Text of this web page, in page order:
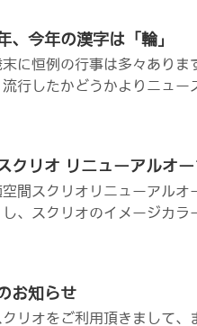
、今年の漢字は「輪」
に恒例の行事は多々あり
行したかどうかよりニュー
クリオ リニューアルオー
間スクリオリニューアル
、スクリオのイメージカラ
お知らせ
リオをご利用頂きまして